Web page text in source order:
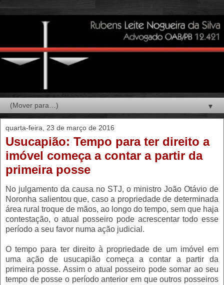
▼
quarta-feira, 23 de março de 2016
Usucapião: Tempo para ter direito a
imóvel começa a contar a partir da
primeira posse
No julgamento da causa no STJ, o ministro João Otávio de
Noronha salientou que, caso a propriedade de determinada
área rural troque de mãos, ao longo do tempo, sem que haja
contestação, o atual posseiro pode acrescentar todo esse
período a seu favor numa ação judicial.
O tempo para ter direito à propriedade de um imóvel em
uma ação de usucapião começa a contar a partir da
primeira posse. Assim o atual posseiro pode somar ao seu
tempo de posse o período anterior em que outros posseiros